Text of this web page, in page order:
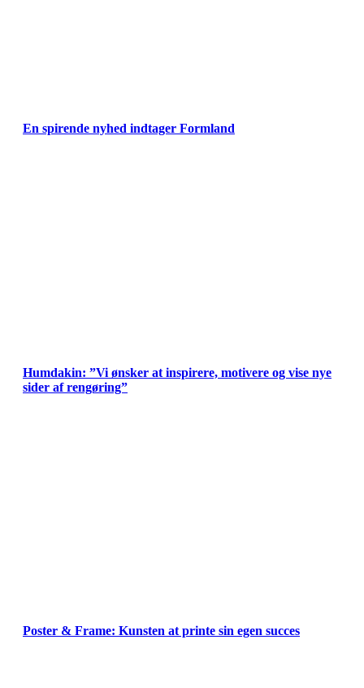
En spirende nyhed indtager Formland
Humdakin: ”Vi ønsker at inspirere, motivere og vise nye
sider af rengøring”
Poster & Frame: Kunsten at printe sin egen succes